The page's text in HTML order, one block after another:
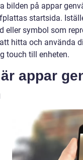
bilden på appar
startsida.
eller symbol som
hitta och använda
touch till enheten.
appar